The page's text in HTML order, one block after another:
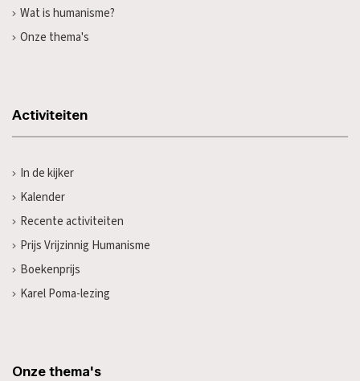
Wat is humanisme?
Onze thema's
Activiteiten
In de kijker
Kalender
Recente activiteiten
Prijs Vrijzinnig Humanisme
Boekenprijs
Karel Poma-lezing
Onze thema's